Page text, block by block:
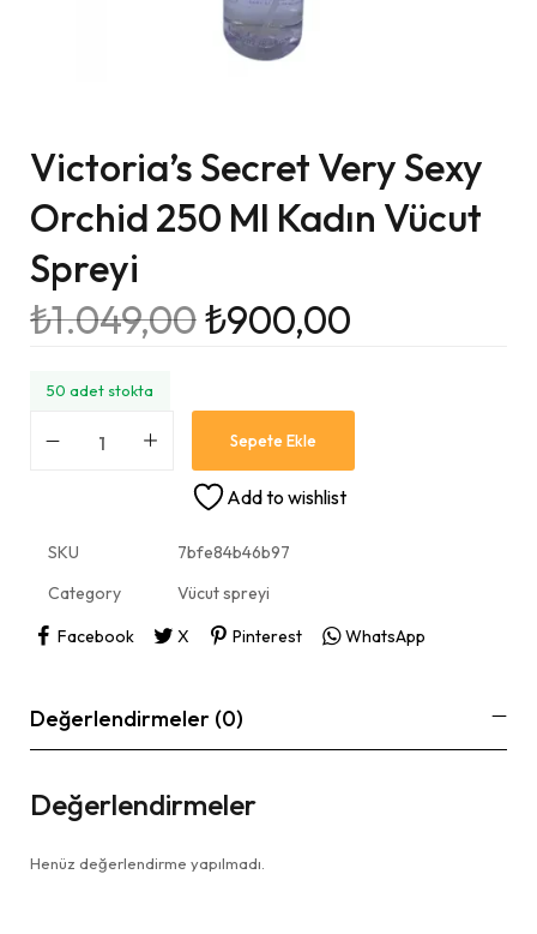
Victoria’s Secret Very Sexy
Orchid 250 Ml Kadın Vücut
Spreyi
₺1.049,00₺900,00
50 adet stokta
Sepete Ekle
Add to wishlist
SKU
7bfe84b46b97
Category
Vücut spreyi
Facebook
X Pinterest WhatsApp
Değerlendirmeler (0)
Değerlendirmeler
Henüz değerlendirme yapılmadı.